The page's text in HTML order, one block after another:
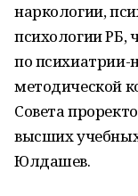
наркологии,
психологии РБ,
по психиатрии-
методической
Совета
высших
Юлдашев.